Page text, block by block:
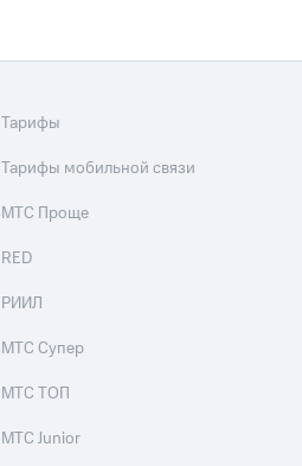
Тарифы
Тарифы мобильной связи
МТС Проще
RED
РИИЛ
МТС Супер
МТС ТОП
МТС Junior